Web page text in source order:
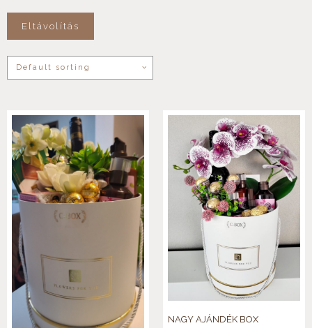
Eltávolítás
NAGY AJÁNDÉK BOX